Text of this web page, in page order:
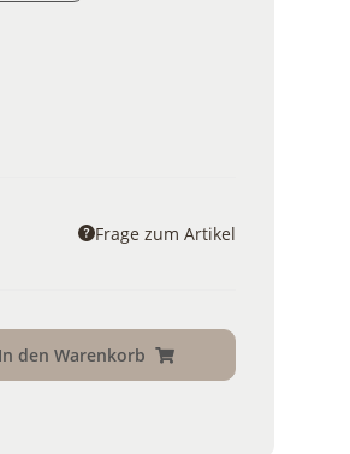
Frage zum Artikel
In den Warenkorb